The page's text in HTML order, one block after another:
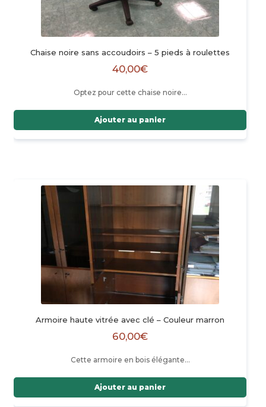
Chaise noire sans accoudoirs – 5 pieds à roulettes
40,00€
Optez pour cette chaise noire…
Ajouter au panier
Armoire haute vitrée avec clé – Couleur marron
60,00€
Cette armoire en bois élégante…
Ajouter au panier